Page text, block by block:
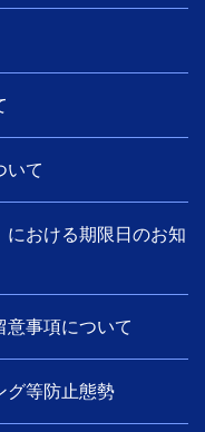
いて
おける期限日のお知
意事項について
グ等防止態勢